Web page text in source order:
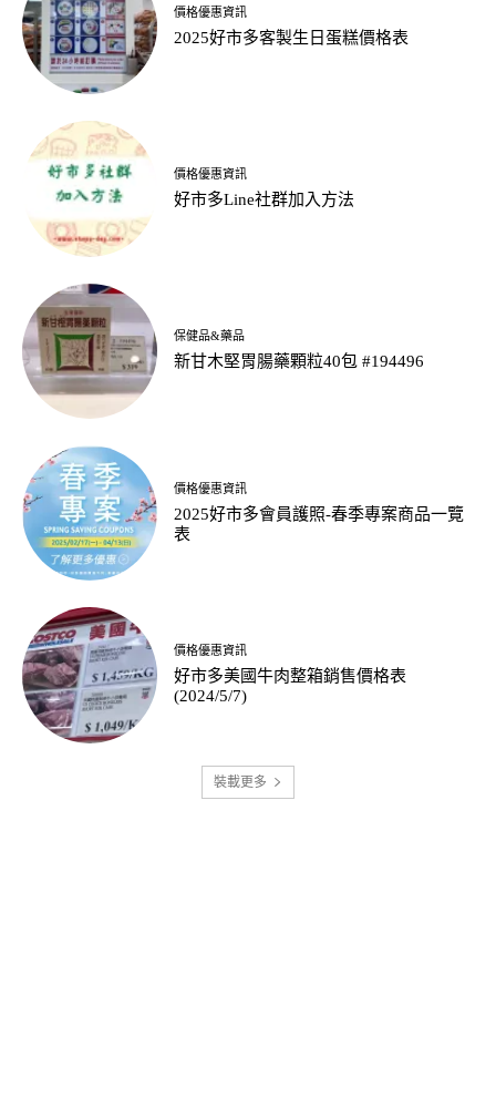
價格優惠資訊
2025好市多客製生日蛋糕價格表
價格優惠資訊
好市多Line社群加入方法
保健品&藥品
新甘木堅胃腸藥顆粒40包 #194496
價格優惠資訊
2025好市多會員護照-春季專案商品一覽
表
價格優惠資訊
好市多美國牛肉整箱銷售價格表
(2024/5/7)
裝載更多